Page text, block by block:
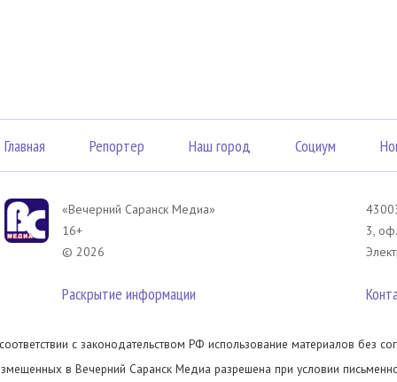
Главная Репортер Наш город Социум
«Вечерний Саранск Mедиа»
16+
© 2026
Раскрытие информации
3,
с законодательством РФ использование материалов без
в Вечерний Саранск Медиа разрешена при условии